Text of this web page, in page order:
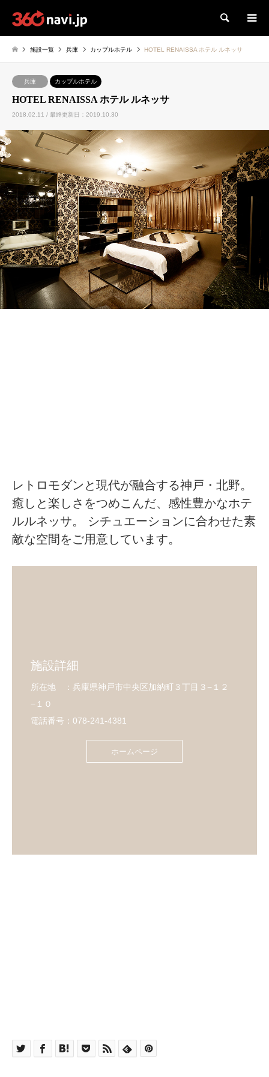
検索
施設一覧 兵庫 カップルホテル HOTEL RENAISSA ホテル ルネッサ
兵庫 カップルホテル
HOTEL RENAISSA ホテル ルネッサ
2018.02.11 / 最終更新日：2019.10.30
レトロモダンと現代が融合する神戸・北野。
癒しと楽しさをつめこんだ、感性豊かなホテ
ルルネッサ。 シチュエーションに合わせた素
敵な空間をご用意しています。
施設詳細
所在地 ：兵庫県神戸市中央区加納町３丁目３−１２
−１０
電話番号：078-241-4381
ホームページ